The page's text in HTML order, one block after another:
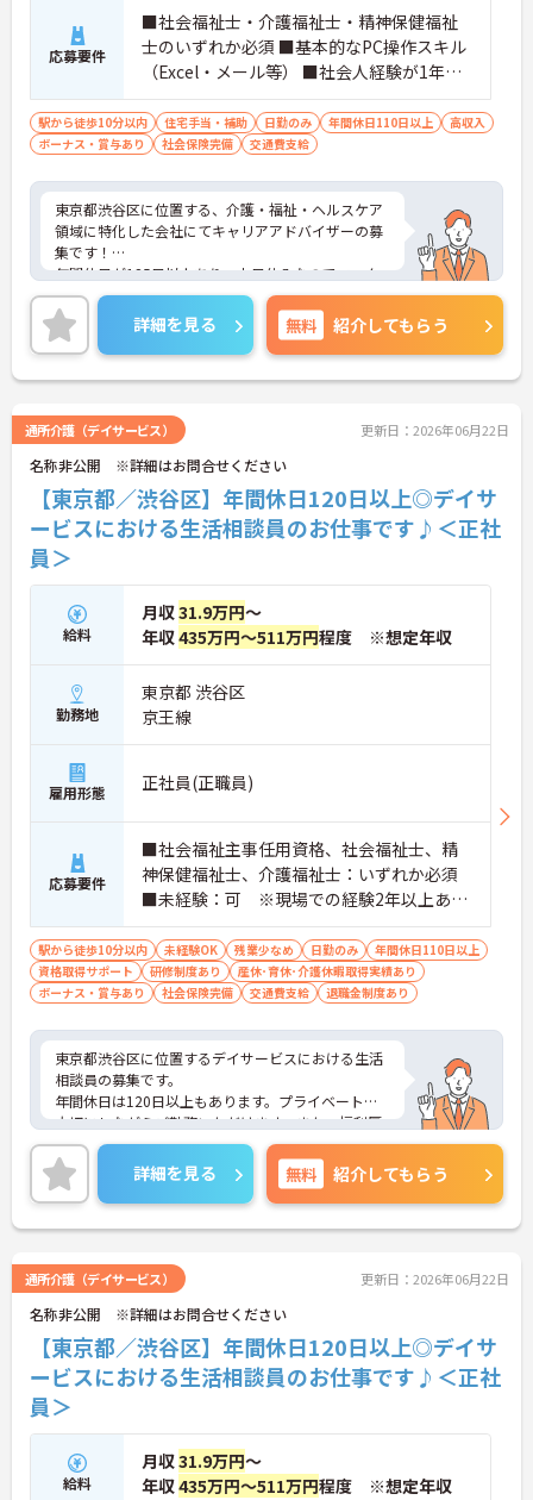
応募要件
■社会福祉士・介護福祉士・精神保健福祉
士のいずれか必須 ■基本的なPC操作スキル
（Excel・メール等） ■社会人経験が1年以
上ある方 ■顧客の意向を理解し、適切な対
応ができるコミュニケーション能力を有す
る方
駅から徒歩10分以内 住宅手当・補助 日勤のみ 年間休日110日以上
高収入
ボーナス・賞与あり
社会保険完備 交通費支給
東京都渋谷区に位置する、介護・福祉・ヘルスケア
領域に特化した会社にてキャリアアドバイザーの募
集です！
年間休日が125日以上あり、土日休みなのでワーク
ライフバランスが叶います♪また、駅から徒歩3分
の好立地なので通勤らくらくです◎
ご興味のある方には、面接対策ポイントなど、さら
に詳細をお話しいたしますのでお気軽にご相談くだ
さい！
詳細を見る 無料 紹介してもらう
通所介護（デイサービス） 更新日：2026年06月22日
名称非公開 ※詳細はお問合せください
【東京都／渋谷区】年間休日120日以上◎デイサ
ービスにおける生活相談員のお仕事です♪＜正社
員＞
給料
月収31.9万円～
年収435万円～511万円程度 ※想定年収
勤務地
東京都 渋谷区
京王線
雇用形態 正社員(正職員)
応募要件
■社会福祉主事任用資格、社会福祉士、精
神保健福祉士、介護福祉士：いずれか必須
■未経験：可 ※現場での経験2年以上あれ
ば尚可 ※PCスキル：必須
駅から徒歩10分以内 未経験OK 残業少なめ 日勤のみ
年間休日110日以上
資格取得サポート
研修制度あり
産休･育休･介護休暇取得実績あり
ボーナス・賞与あり
社会保険完備 交通費支給 退職金制度あり
東京都渋谷区に位置するデイサービスにおける生活
相談員の募集です。
年間休日は120日以上もあります。プライベートを
大切にしながらご勤務いただけます。また、福利厚
生が充実しています。働きやすい環境が整ってお
り、安心して長くご勤務いただけます。給与は月給
が31.9万円～と高水準です。
ご興味のある方には、面接対策ポイントなど、さら
に詳細をご案内しますのでお気軽にご相談くださ
詳細を見る 無料 紹介してもらう
通所介護（デイサービス） 更新日：2026年06月22日
名称非公開 ※詳細はお問合せください
【東京都／渋谷区】年間休日120日以上◎デイサ
ービスにおける生活相談員のお仕事です♪＜正社
員＞
給料
月収31.9万円～
年収435万円～511万円程度 ※想定年収